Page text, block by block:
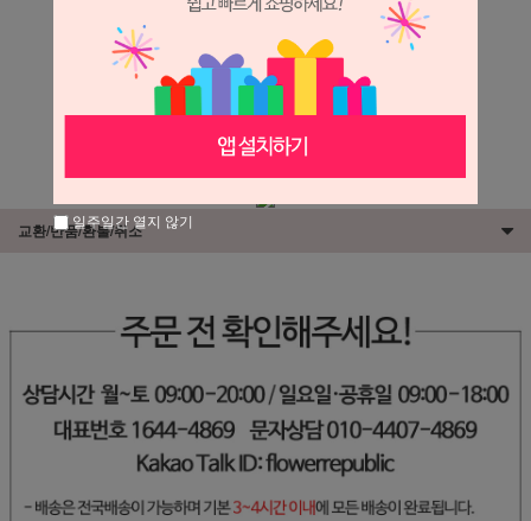
상세 정보를 확대해 보실 수 있습니다.
※ 필독해주세요 ※
장미는 시세 변동에 따라 가격이 달라질 수 있으니
문의 후 주문 바랍니다.
교환/반품/환불/취소
일주일간 열지 않기